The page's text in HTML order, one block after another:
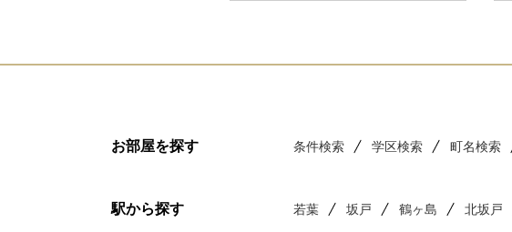
お部屋を探す 条件検索 学区検索 町名検索
駅から探す 若葉 坂戸 鶴ヶ島 北坂戸